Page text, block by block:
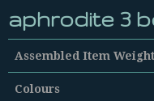
aphrodite 3
Assembled Item
Colours